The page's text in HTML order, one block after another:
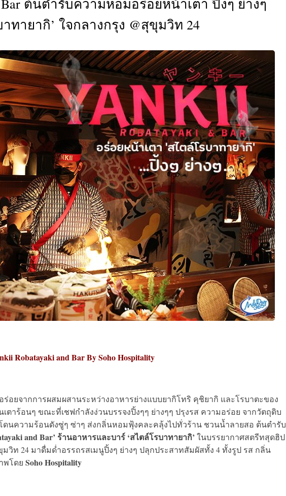
ACTIVITIES
&
DEAL
Bar ต้นตำรับความหอมอร่อยหน้าเตา ปิ้งๆ ย่างๆ
าทายากิ’ ใจกลางกรุง @สุขุมวิท 24
Robatayaki and Bar By Soho Hospitality
อยจากการผสมผสานระหว่างอาหารย่างแบบยากิโทริ คุชิยากิ และโรบาตะของ
าร้อนๆ ขณะที่เชฟกำลังง่วนบรรจงปิ้งๆๆ ย่างๆๆ ปรุงรส ความอร่อย จากวัตถุดิบ
ดนความร้อนดังซู่ๆ ซ่าๆ ส่งกลิ่นหอมฟุ้งคละคลุ้งไปทั่วร้าน ชวนน้ำลายสอ ต้นตำรับ
and Bar’ ร้านอาหารและบาร์ ‘สไตล์โรบาทายากิ’ ในบรรยากาศสตรีทสุดฮิป
วิท 24 มาดื่มด่ำอรรถรสเมนูปิ้งๆ ย่างๆ ปลุกประสาทสัมผัสทั้ง 4 ทั้งรูป รส กลิ่น
พโดย Soho Hospitality